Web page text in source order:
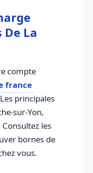
De La
compte
france
principales
sur-Yon,
les
bornes de
vous.